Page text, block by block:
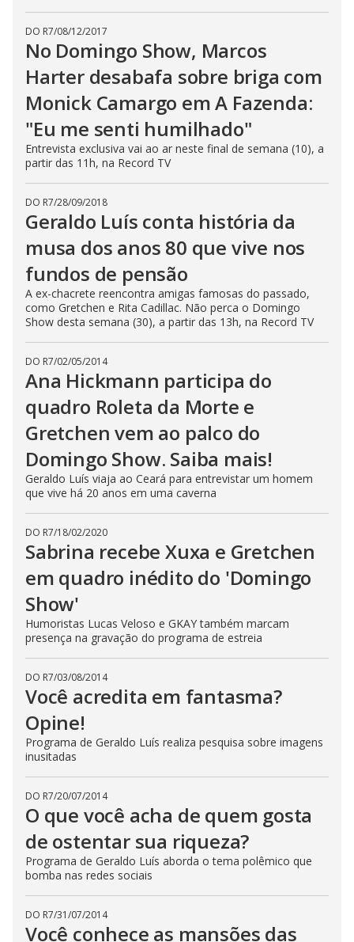
DO R7/08/12/2017
No Domingo Show, Marcos
Harter desabafa sobre briga com
Monick Camargo em A Fazenda:
"Eu me senti humilhado"
Entrevista exclusiva vai ao ar neste final de semana (10), a
partir das 11h, na Record TV
DO R7/28/09/2018
Geraldo Luís conta história da
musa dos anos 80 que vive nos
fundos de pensão
A ex-chacrete reencontra amigas famosas do passado,
como Gretchen e Rita Cadillac. Não perca o Domingo
Show desta semana (30), a partir das 13h, na Record TV
DO R7/02/05/2014
Ana Hickmann participa do
quadro Roleta da Morte e
Gretchen vem ao palco do
Domingo Show. Saiba mais!
Geraldo Luís viaja ao Ceará para entrevistar um homem
que vive há 20 anos em uma caverna
DO R7/18/02/2020
Sabrina recebe Xuxa e Gretchen
em quadro inédito do 'Domingo
Show'
Humoristas Lucas Veloso e GKAY também marcam
presença na gravação do programa de estreia
DO R7/03/08/2014
Você acredita em fantasma?
Opine!
Programa de Geraldo Luís realiza pesquisa sobre imagens
inusitadas
DO R7/20/07/2014
O que você acha de quem gosta
de ostentar sua riqueza?
Programa de Geraldo Luís aborda o tema polêmico que
bomba nas redes sociais
DO R7/31/07/2014
Você conhece as mansões das